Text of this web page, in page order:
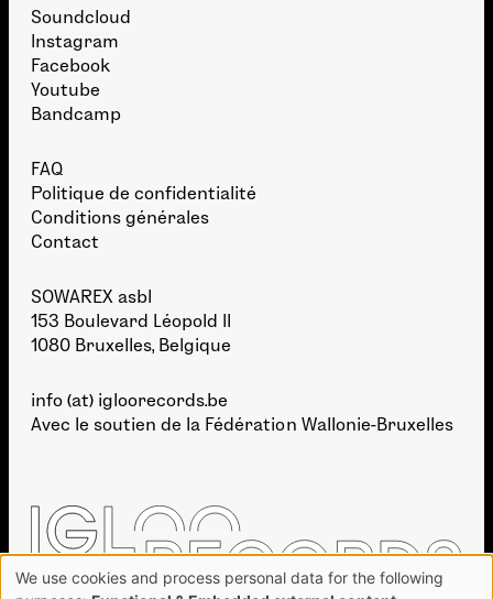
Soundcloud
Instagram
Facebook
Youtube
Bandcamp
FAQ
Politique de confidentialité
Conditions générales
Contact
SOWAREX asbl
153 Boulevard Léopold II
1080 Bruxelles, Belgique
info (at) igloorecords.be
Avec le soutien de la Fédération Wallonie-Bruxelles
Use
We use cookies and process personal data for the following